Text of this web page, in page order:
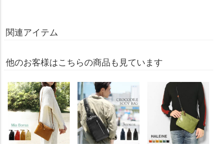
関連アイテム
他のお客様はこちらの商品も見ています